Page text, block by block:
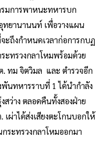
รมการพาหนะทหารบก
ยานานนท์ เพื่อวางแผน
ะถึงกำหนดเวลาก่อการกบฏ
ะทรวงกลาโหมพร้อมด้วย
ทม จิตวิมล และ ตำรวจอีก
นทหารราบที่ 1 ได้นำกำลัง
สว่าง ตลอดคืนทั้งสองฝ่าย
ผ่าได้ส่งเสียงตะโกนบอกให้
ระทรวงกลาโหมออกมา